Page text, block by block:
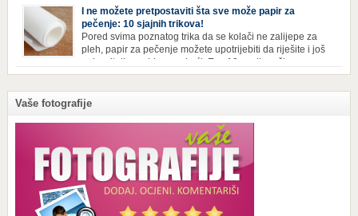
Izbjeljivač bez premca Čak i kada se pere najboljim deterdžentima, uz
dodatak izbjeljivača, rublje ne dobija blistavu bjelinu. Možda niste znali
da je cijeđ drvenog pepela fenomenalno sredstvo za pranje bijelog […]
I ne možete pretpostaviti šta sve može papir za
pečenje: 10 sjajnih trikova!
Pored svima poznatog trika da se kolači ne zalijepe za
pleh, papir za pečenje možete upotrijebiti da riješite i još
neke sitnije probleme u kući. Evo 10 novih načina za
upotrebu papira za pečenje koji će vam učiniti život lakšim i eliminisati
Papirom […]
Vaše fotografije